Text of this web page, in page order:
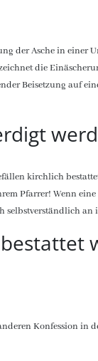
der Asche in einer
die
Beisetzung auf
kirchlich
Pfarrer! Wenn
selbstverständlich
Konfession in